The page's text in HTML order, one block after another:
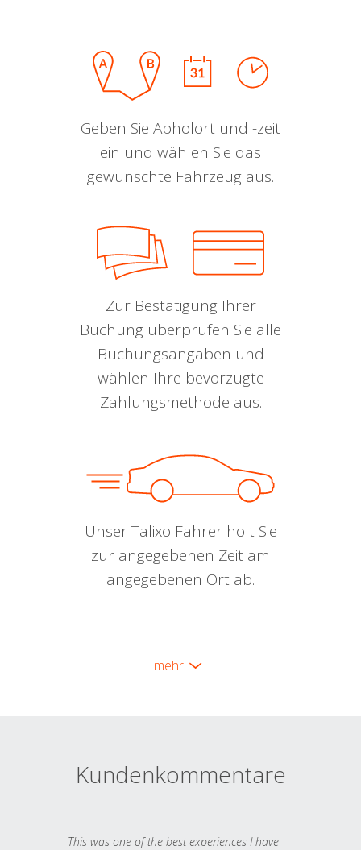
Geben Sie Abholort und -zeit
ein und wählen Sie das
gewünschte Fahrzeug aus.
Zur Bestätigung Ihrer
Buchung überprüfen Sie alle
Buchungsangaben und
wählen Ihre bevorzugte
Zahlungsmethode aus.
Unser Talixo Fahrer holt Sie
zur angegebenen Zeit am
angegebenen Ort ab.
mehr
Kundenkommentare
This was one of the best experiences I have